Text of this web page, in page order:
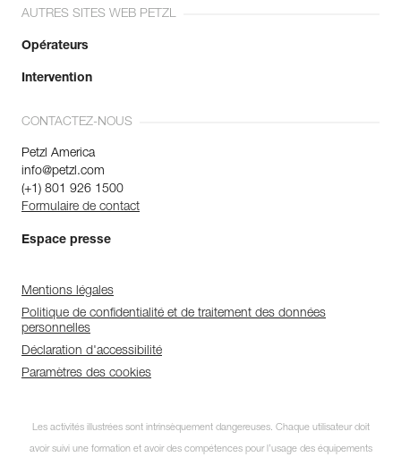
AUTRES SITES WEB PETZL
Opérateurs
Intervention
CONTACTEZ-NOUS
Petzl America
info@petzl.com
(+1) 801 926 1500
Formulaire de contact
Espace presse
Mentions légales
Politique de confidentialité et de traitement des données
personnelles
Déclaration d'accessibilité
Paramètres des cookies
Les activités illustrées sont intrinsèquement dangereuses. Chaque utilisateur doit
avoir suivi une formation et avoir des compétences pour l’usage des équipements